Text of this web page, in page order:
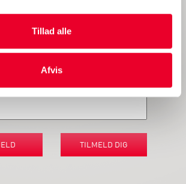
Tillad alle
Afvis
og tjenester, kampagner og andre
interessante fakta?
vores nyhedsbrev ved at udfylde din
e-mail nedenfor.
TILMELD DIG